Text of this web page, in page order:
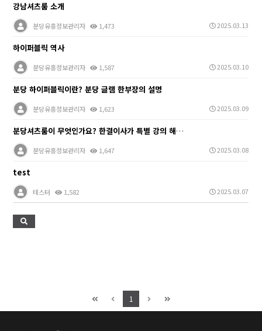
강남셔츠룸 소개
분당유흥정보관리자 1,473 2025.03.13
하이퍼블릭 역사
분당유흥정보관리자 1,587 2025.03.10
분당 하이퍼블릭이란? 분당 글램 한부장의 설명
분당유흥정보관리자 1,623 2025.03.09
분당셔츠룸이 무엇인가요? 한결이사가 특별 강의 해드리겠…
분당유흥정보관리자 1,647 2025.03.08
test
테스터 1,582 2025.03.07
1